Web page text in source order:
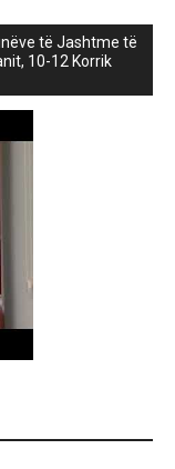
të Jashtme të
10-12 Korrik